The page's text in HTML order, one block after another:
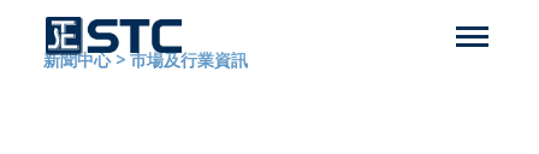
新聞中心 > 市場及行業資訊